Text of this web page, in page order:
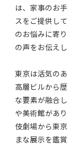
は、家事のお
スをご提供し
のお悩みに寄
の声をお伝えし
東京は活気の
高層ビルから
な要素が融合
や美術館があ
伎劇場から東
まな展示を鑑